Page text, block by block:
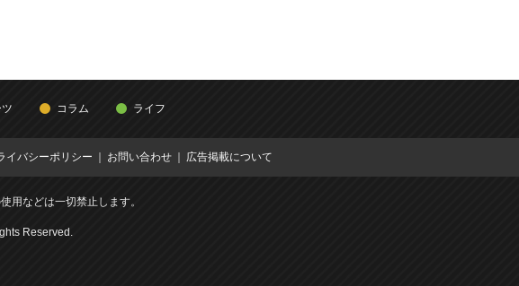
コラム ライフ
イバシーポリシー お問い合わせ 広告掲載について
用などは一切禁止します。
Reserved.